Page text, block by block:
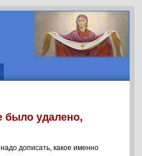
было удалено,
дописать, какое именно